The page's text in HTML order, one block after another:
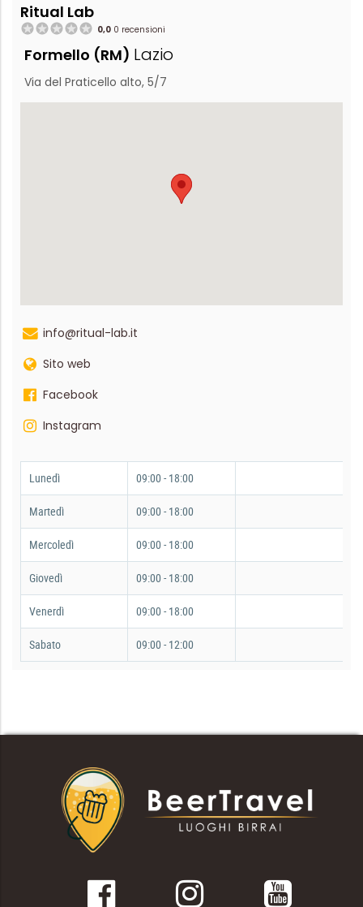
Ritual Lab
0,0 0 recensioni
Formello (RM) Lazio
Via del Praticello alto, 5/7
info@ritual-lab.it
Sito web
Facebook
Instagram
Lunedì 09:00 - 18:00
Martedì 09:00 - 18:00
Mercoledì 09:00 - 18:00
Giovedì 09:00 - 18:00
Venerdì 09:00 - 18:00
Sabato 09:00 - 12:00